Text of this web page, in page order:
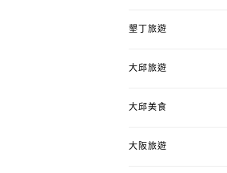
墾丁旅遊
大邱旅遊
大邱美食
大阪旅遊